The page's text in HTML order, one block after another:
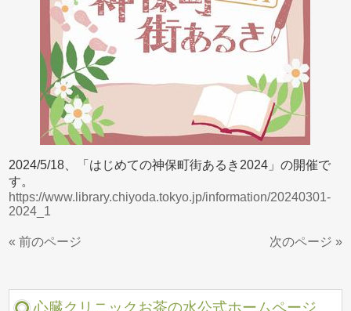
2024/5/18、「はじめての神保町街あるき2024」の開催で
す。
https://www.library.chiyoda.tokyo.jp/information/20240301-
2024_1
« 前のページ 次のページ »
心臓クリニックお茶の水公式ホームページ